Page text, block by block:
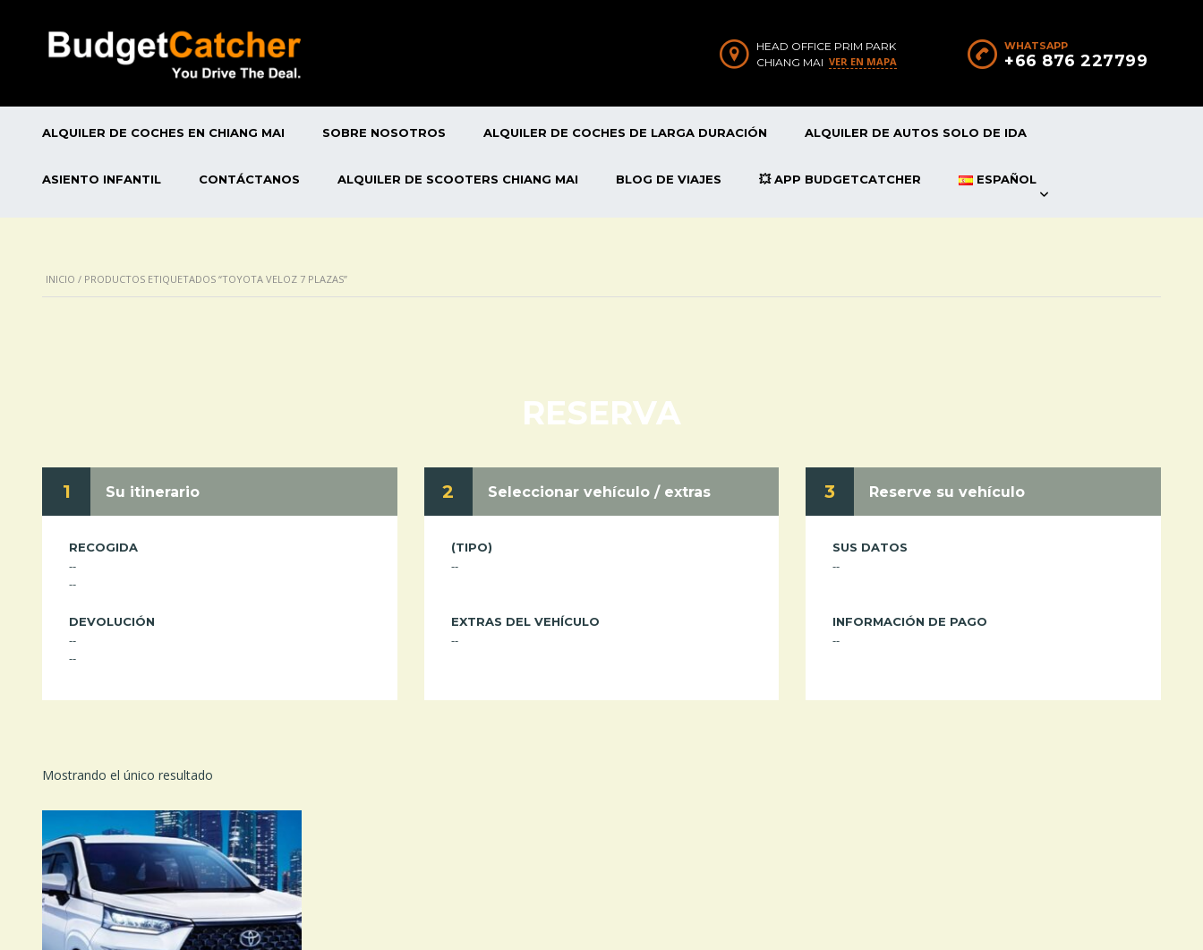
WHATSAPP
+66 876 227799
HEAD OFFICE PRIM PARK
CHIANG MAI VER EN MAPA
ALQUILER DE COCHES EN CHIANG MAI SOBRE NOSOTROS ALQUILER DE COCHES DE LARGA DURACIÓN ALQUILER DE AUTOS SOLO DE IDA
ASIENTO INFANTIL CONTÁCTANOS ALQUILER DE SCOOTERS CHIANG MAI BLOG DE VIAJES 💥 APP BUDGETCATCHER ESPAÑOL
INICIO / PRODUCTOS ETIQUETADOS “TOYOTA VELOZ 7 PLAZAS”
RESERVA
1 Su itinerario
RECOGIDA
--
--
DEVOLUCIÓN
--
--
2 Seleccionar vehículo / extras
(TIPO)
--
EXTRAS DEL VEHÍCULO
--
3 Reserve su vehículo
SUS DATOS
--
INFORMACIÓN DE PAGO
--
Mostrando el único resultado